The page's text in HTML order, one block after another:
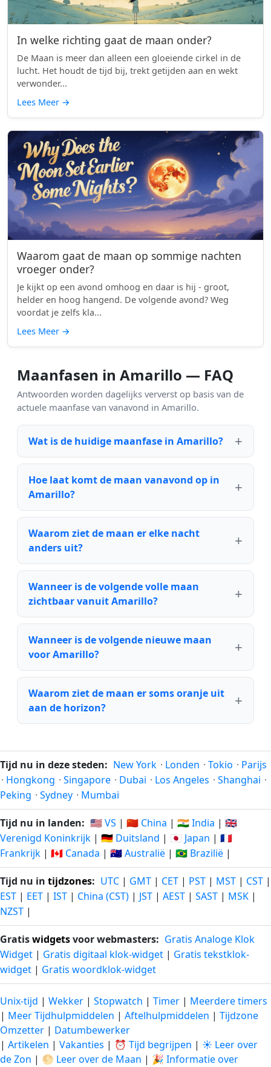
In welke richting gaat de maan onder?
De Maan is meer dan alleen een gloeiende cirkel in de
lucht. Het houdt de tijd bij, trekt getijden aan en wekt
verwonder...
Lees Meer →
Waarom gaat de maan op sommige nachten
vroeger onder?
Je kijkt op een avond omhoog en daar is hij - groot,
helder en hoog hangend. De volgende avond? Weg
voordat je zelfs kla...
Lees Meer →
Maanfasen in Amarillo — FAQ
Antwoorden worden dagelijks ververst op basis van de
actuele maanfase van vanavond in Amarillo.
Wat is de huidige maanfase in Amarillo?
Hoe laat komt de maan vanavond op in
Amarillo?
Waarom ziet de maan er elke nacht
anders uit?
Wanneer is de volgende volle maan
zichtbaar vanuit Amarillo?
Wanneer is de volgende nieuwe maan
voor Amarillo?
Waarom ziet de maan er soms oranje uit
aan de horizon?
Tijd nu in deze steden: New York · Londen · Tokio · Parijs
· Hongkong · Singapore · Dubai · Los Angeles · Shanghai ·
Peking · Sydney · Mumbai
Tijd nu in landen: 🇺🇸 VS | 🇨🇳 China | 🇮🇳 India | 🇬🇧
Verenigd Koninkrijk | 🇩🇪 Duitsland | 🇯🇵 Japan | 🇫🇷
Frankrijk | 🇨🇦 Canada | 🇦🇺 Australië | 🇧🇷 Brazilië |
Tijd nu in tijdzones: UTC | GMT | CET | PST | MST | CST |
EST | EET | IST | China (CST) | JST | AEST | SAST | MSK |
NZST |
Gratiswidgetsvoor webmasters: Gratis Analoge Klok
Widget | Gratis digitaal klok-widget | Gratis tekstklok-
widget | Gratis woordklok-widget
Unix-tijd | Wekker | Stopwatch | Timer | Meerdere timers
| Meer Tijdhulpmiddelen | Aftelhulpmiddelen | Tijdzone
Omzetter | Datumbewerker
| Artikelen | Vakanties | ⏰ Tijd begrijpen | ☀️ Leer over
de Zon | 🌕 Leer over de Maan | 🎉 Informatie over